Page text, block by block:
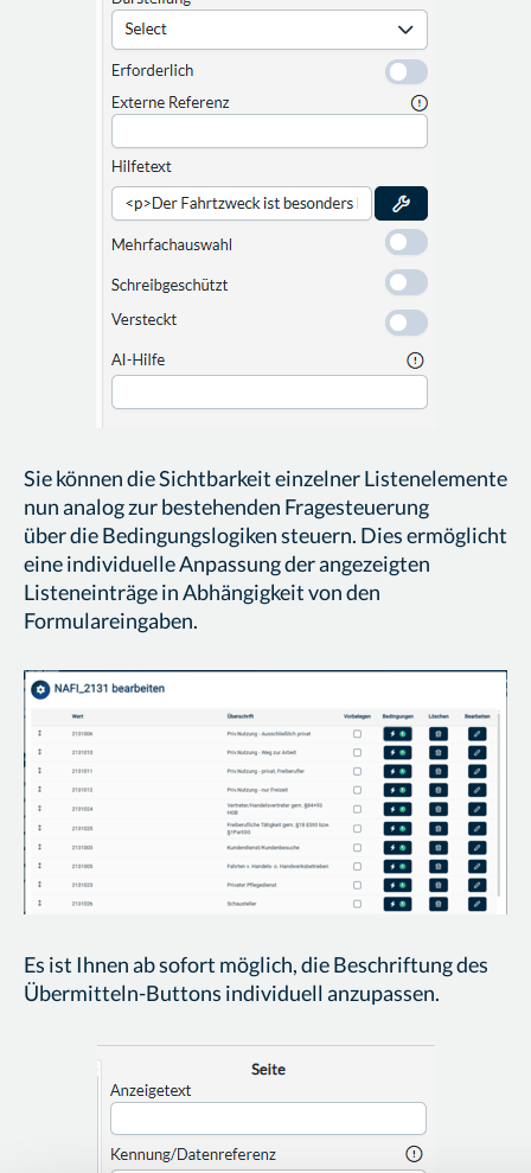
Sie können die Sichtbarkeit einzelner Listenelemente
nun analog zur bestehenden Fragesteuerung
über die Bedingungslogiken steuern. Dies ermöglicht
eine individuelle Anpassung der angezeigten
Listeneinträge in Abhängigkeit von den
Formulareingaben.
Es ist Ihnen ab sofort möglich, die Beschriftung des
Übermitteln-Buttons individuell anzupassen.